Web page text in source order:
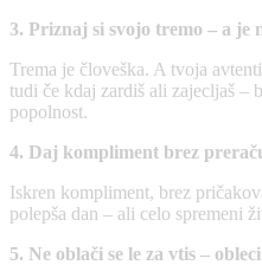
3. Priznaj si svojo tremo – a je
Trema je človeška. A tvoja
tudi če kdaj zardiš ali zajecljaš –
popolnost.
4. Daj kompliment brez
Iskren kompliment, brez
polepša dan – ali celo spremeni
5. Ne oblači se le za vtis –